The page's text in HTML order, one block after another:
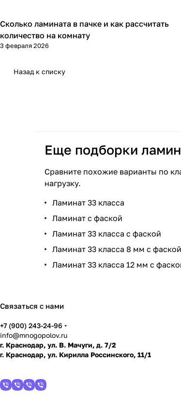
Напольные покрытия
Сколько ламината в пачке и как рассчитать
количество на комнату
3 февраля 2026
Назад к списку
Еще подборки
Сравните похожие варианты по
нагрузку.
Ламинат 33 класса
Ламинат с фаской
Ламинат 33 класса с фаской
Ламинат 33 класса 8 мм с фаской
Ламинат 33 класса 12 мм с
Связаться с нами
+7 (900) 243-24-96
info@mnogopolov.ru
г. Краснодар, ул. В. Мачуги, д. 7/2
г. Краснодар, ул. Кирилла Россинского, 11/1